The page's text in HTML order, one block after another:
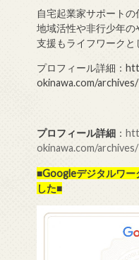
自宅起業家サポートの
地域活性や非行少年
支援もライフワークと
プロフィール詳細：
okinawa.com/
プロフィール詳細 ：
okinawa.com/
■Googleデジタルワー
した■